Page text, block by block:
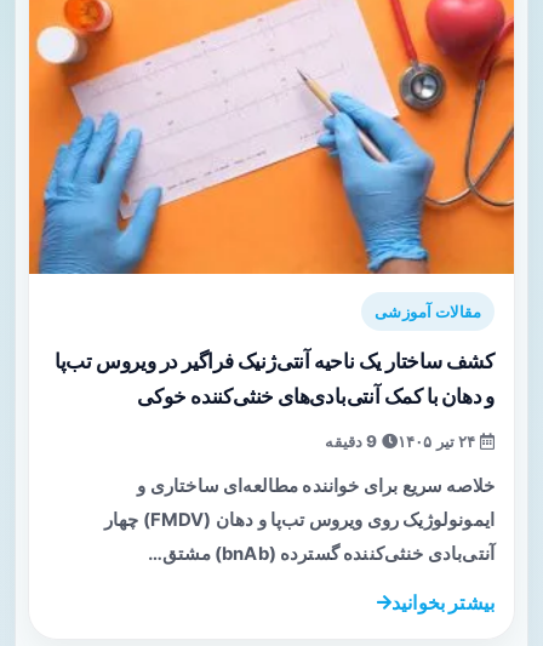
مقالات آموزشی
کشف ساختار یک ناحیه آنتی‌ژنیک فراگیر در ویروس تب‌پا
و دهان با کمک آنتی‌بادی‌های خنثی‌کننده خوکی
خلاصه سریع برای خواننده مطالعه‌ای ساختاری و
ایمونولوژیک روی ویروس تب‌پا و دهان (FMDV) چهار
آنتی‌بادی خنثی‌کننده گسترده (bnAb) مشتق…
بیشتر بخوانید